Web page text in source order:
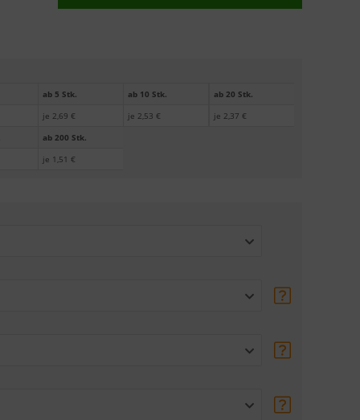
ab 5 Stk.
je 2,69 €
ab 10 Stk.
je 2,53 €
ab 20 Stk.
je 2,37 €
ab 200 Stk.
je 1,51 €